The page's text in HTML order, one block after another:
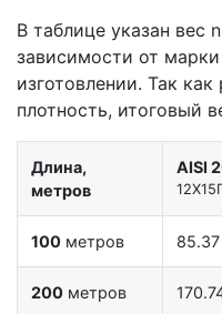
В таблице указан вес
зависимости от
изготовлении. Так
плотность, итоговый
Длина,
метров
AISI
100 метров 85.37
200 метров